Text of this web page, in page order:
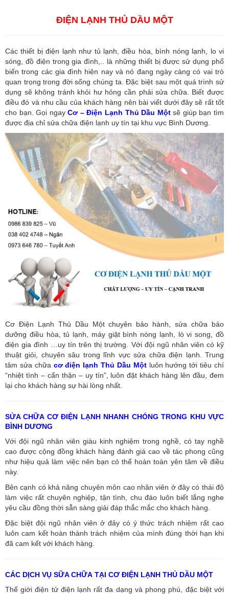
ĐIỆN LẠNH THỦ DẦU MỘT
Các thiết bị điện lạnh như tủ lạnh, điều hòa, bình nóng lạnh, lo vi
sóng, đồ điện trong gia đình,.. là những thiết bị được sử dụng phổ
biến trong các gia đình hiện nay và nó đang ngày càng có vai trò
quan trọng trong đời sống chúng ta. Đặc biệt sau một quá trình sử
dụng sẽ không tránh khỏi hư hỏng cần phải sửa chữa. Biết được
điều đó và nhu cầu của khách hàng nên bài viết dưới đây sẽ rất tốt
cho bạn. Gọi ngayCơ – Điện Lạnh Thủ Dầu Một sẽ giúp bạn tìm
được địa chỉ sửa chữa điện lạnh uy tín tại khu vực Bình Dương.
Cơ Điện Lạnh Thủ Dầu Một chuyên bảo hành, sửa chữa bảo
dưỡng điều hòa, tủ lạnh, máy giặt bình nóng lạnh, lò vi song, đồ
điện gia đình …uy tín trên thị trường. Với đội ngũ nhân viên có kỹ
thuật giỏi, chuyên sâu trong lĩnh vực sửa chữa điện lạnh. Trung
tâm sửa chữa cơ điện lạnh Thủ Dầu Mộtluôn hướng tới tiêu chí
“nhiệt tình – cẩn thận – uy tín”, luôn đặt khách hàng lên đầu, đem
lại cho khách hàng sự hài lòng nhất.
SỬA CHỮA CƠ ĐIỆN LẠNH NHANH CHÓNG TRONG KHU VỰC
BÌNH DƯƠNG
Với đội ngũ nhân viên giàu kinh nghiệm trong nghề, có tay nghề
cao được cộng đồng khách hàng đánh giá cao về tác phong cũng
như hiệu quả làm việc nên bạn có thể hoàn toàn yên tâm về điều
này.
Bên cạnh có khả năng chuyên môn cao nhân viên ở đây có thái độ
làm việc rất chuyên nghiệp, tận tình, chu đáo luôn biết lắng nghe
yêu cầu đồng thời sẵn sàng giải đáp thắc mắc cho khách hàng.
Đặc biệt đội ngũ nhân viên ở đây có ý thức trách nhiệm rất cao
luôn cam kết hoàn thành trách nhiệm của mình đúng thời hạn khi
đã cam kết với khách hàng.
CÁC DỊCH VỤ SỮA CHỮA TẠI CƠ ĐIỆN LẠNH THỦ DẦU MỘT
Thế giới điện tử điện lạnh rất đa dạng và phong phú, đặc biệt với